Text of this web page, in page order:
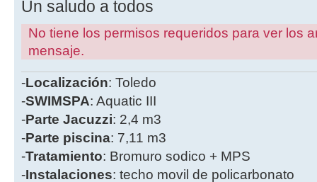
Un saludo a todos
No tiene los permisos requeridos para ver los
mensaje.
-Localización: Toledo
-SWIMSPA: Aquatic III
-Parte Jacuzzi: 2,4 m3
-Parte piscina: 7,11 m3
-Tratamiento: Bromuro sodico + MPS
-Instalaciones: techo movil de policarbonato